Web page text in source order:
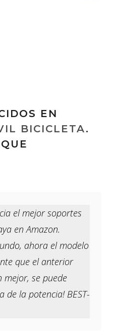
EN
BICICLETA.
el mejor soportes
en Amazon.
ahora el modelo
que el anterior
mejor, se puede
la potencia! BEST-